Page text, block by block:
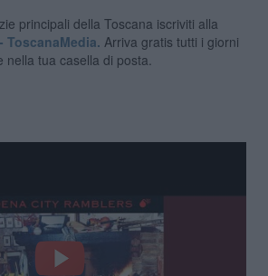
principali della Toscana iscriviti alla
ToscanaMedia. Arriva gratis tutti i giorni
tua casella di posta.